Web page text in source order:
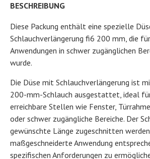
BESCHREIBUNG
Diese Packung enthält eine spezielle
Schlauchverlängerung fi6 200 mm, die
Anwendungen in schwer zugänglichen
wurde.
Die Düse mit Schlauchverlängerung ist
200-mm-Schlauch ausgestattet, ideal
erreichbare Stellen wie Fenster,
oder schwer zugängliche Bereiche. Der
gewünschte Länge zugeschnitten
maßgeschneiderte Anwendung
spezifischen Anforderungen zu